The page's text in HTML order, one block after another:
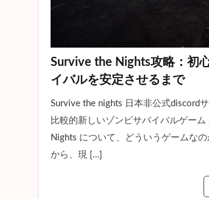
Survive the Nights攻略：初
イバルを安定させるまで
Survive the nights 日本非公式discord
比較的新しいゾンビサバイバルゲーム
Nights について、どういうゲームなの
から、現 […]